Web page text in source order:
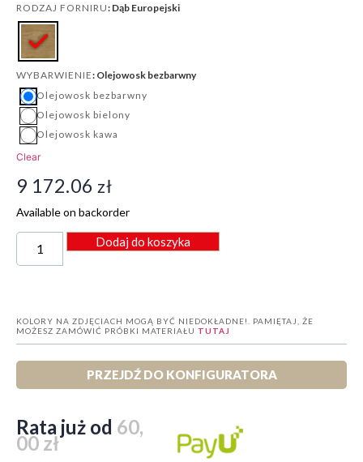
RODZAJ FORNIRU: Dąb Europejski
WYBARWIENIE: Olejowosk bezbarwny
Olejowosk bezbarwny
Olejowosk bielony
Olejowosk kawa
Clear
9 172.06 zł
Available on backorder
Dodaj do koszyka
KOLORY NA ZDJĘCIACH MOGĄ BYĆ NIEDOKŁADNE!. PAMIĘTAJ, ŻE
MOŻESZ ZAMÓWIĆ PRÓBKI MATERIAŁU TUTAJ
PRZEJDŹ DO KONFIGURATORA
Rata już od 60,
00 zł